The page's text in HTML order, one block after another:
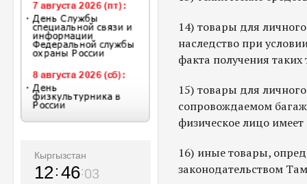
Кыргызстан
12 46 04
14) товары для
наследство при
факта получения таких
15) товары для
сопровождаемом
физическое лицо
16) иные товары,
законодательством